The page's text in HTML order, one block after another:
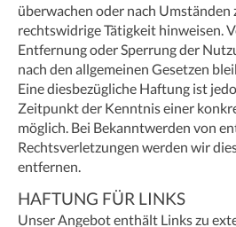
überwachen oder nach Umständen
rechtswidrige Tätigkeit hinweisen.
Entfernung oder Sperrung der
nach den allgemeinen Gesetzen
Eine diesbezügliche Haftung ist
Zeitpunkt der Kenntnis einer
möglich. Bei Bekanntwerden von
Rechtsverletzungen werden wir
entfernen.
HAFTUNG FÜR LINKS
Unser Angebot enthält Links zu